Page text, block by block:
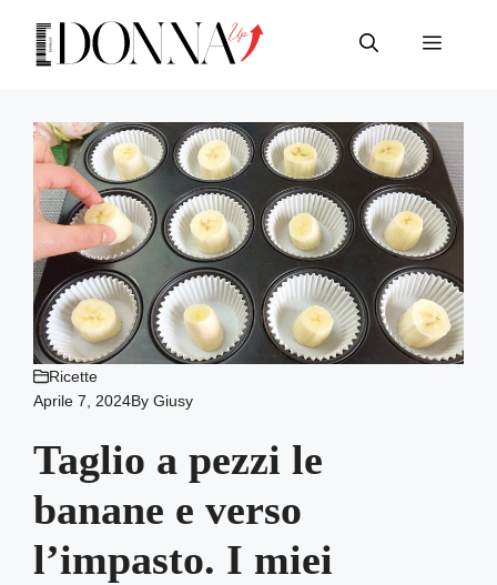
contenuto
Menu
Ricette
Aprile 7, 2024ByGiusy
Taglio a pezzi le
banane e verso
l’impasto. I miei